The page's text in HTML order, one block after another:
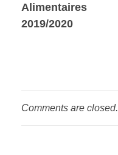
Alimentaires
2019/2020
Comments are closed.